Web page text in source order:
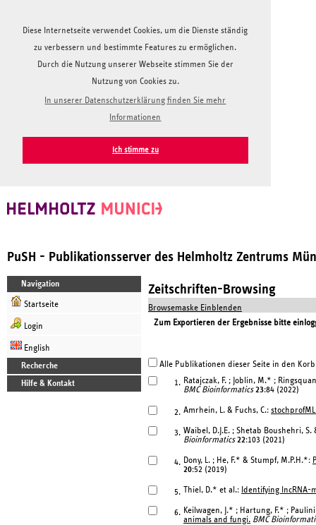
Diese Internetseite verwendet Cookies, um die Dienste ständig
zu verbessern und bestimmte Features zu ermöglichen.
Durch die Nutzung unserer Webseite stimmen Sie der
Nutzung von Cookies zu.
In unserer Datenschutzerklärung finden Sie mehr
Informationen
Ich stimme zu
PuSH - Publikationsserver des Helmholtz Zentrums
Navigation
Startseite
Login
English
Recherche
Hilfe & Kontakt
Zeitschriften-Browsing
Browsemaske Einblenden
Zum Exportieren der Ergebnisse bitte
Alle Publikationen dieser Seite in den
1. Ratajczak, F. ; Joblin, M.* ;
BMC Bioinformatics 23:84 (2022)
2. Amrhein, L. & Fuchs, C.:
3. Waibel, D.J.E. ; Shetab Boushehri,
Bioinformatics 22:103 (2021)
4. Dony, L. ; He, F.* & Stumpf, M.P.H.*:
20:52 (2019)
5. Thiel, D.* et al.: Identifying lncRNA-
6. Keilwagen, J.* ; Hartung, F.* ;
animals and fungi. BMC